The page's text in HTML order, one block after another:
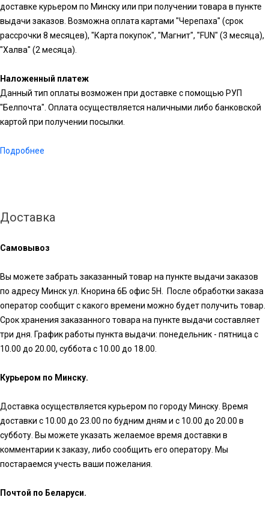
доставке курьером по Минску или при получении товара в пункте
выдачи заказов. Возможна оплата картами "Черепаха" (срок
рассрочки 8 месяцев), "Карта покупок", "Магнит", "FUN" (3 месяца),
"Халва" (2 месяца).
Наложенный платеж
Данный тип оплаты возможен при доставке с помощью РУП
"Белпочта". Оплата осуществляется наличными либо банковской
картой при получении посылки.
Подробнее
Доставка
Самовывоз
Вы можете забрать заказанный товар на пункте выдачи заказов
по адресу Минск ул. Кнорина 6Б офис 5Н. После обработки заказа
оператор сообщит с какого времени можно будет получить товар.
Срок хранения заказанного товара на пункте выдачи составляет
три дня. График работы пункта выдачи: понедельник - пятница с
10.00 до 20.00, суббота с 10.00 до 18.00.
Курьером по Минску.
Доставка осуществляется курьером по городу Минску. Время
доставки с 10.00 до 23.00 по будним дням и с 10.00 до 20.00 в
субботу. Вы можете указать желаемое время доставки в
комментарии к заказу, либо сообщить его оператору. Мы
постараемся учесть ваши пожелания.
Почтой по Беларуси.